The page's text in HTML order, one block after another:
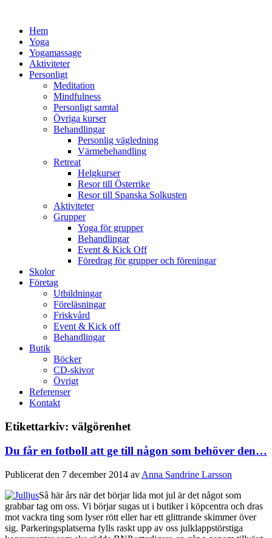
Hem
Yoga
Yogamassage
Aktiviteter
Personligt
Meditation
Mindfulness
Personligt samtal
Övriga kurser
Behandlingar
Personlig vägledning
Värmebehandling
Retreat
Helgkurser
Resor till Österrike
Resor till Spanska Solkusten
Aktiviteter
Grupper
Yoga för grupper
Behandlingar
Event & Kick Off
Föredrag för grupper och föreningar
Skolor
Företag
Utbildningar
Föreläsningar
Friskvård
Event & Kick off
Behandlingar
Butik
Böcker
CD-skivor
Övrigt
Referenser
Kontakt
Etikettarkiv: välgörenhet
Du får en fotboll att ge till någon som behöver den…
Publicerat den 7 december 2014 av Anna Sandrine Larsson
Så här års när det börjar lida mot jul är det något som
grabbar tag om oss. Vi börjar sugas ut i butiker i köpcentra och dras
mot vackra ting som lyser rött eller har ett glittrande skimmer över
sig. Parkeringsplatserna fylls raskt upp av oss julklappstörstiga